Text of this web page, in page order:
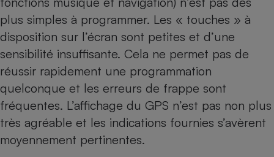
plus simples à programmer. Les « touches » à
disposition sur l’écran sont petites et d’une
sensibilité insuffisante. Cela ne permet pas de
réussir rapidement une programmation
quelconque et les erreurs de frappe sont
fréquentes. L’affichage du GPS n’est pas non plus
très agréable et les indications fournies s’avèrent
moyennement pertinentes.